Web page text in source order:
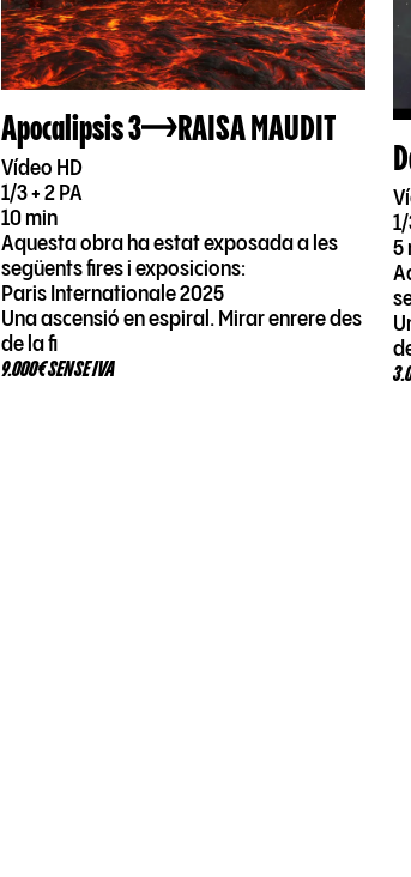
Apocalipsis 3 RAISA MAUDIT
Vídeo HD
1/3 + 2 PA
10 min
Aquesta obra ha estat exposada a les
següents fires i exposicions:
Paris Internationale 2025
Una ascensió en espiral. Mirar enrere des
de la fi
9.000€ SENSE IVA
5